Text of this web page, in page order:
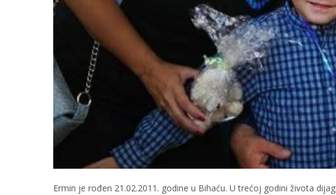
Ermin je rođen 21.02.2011. godine u Bihaću. U trećoj godini života